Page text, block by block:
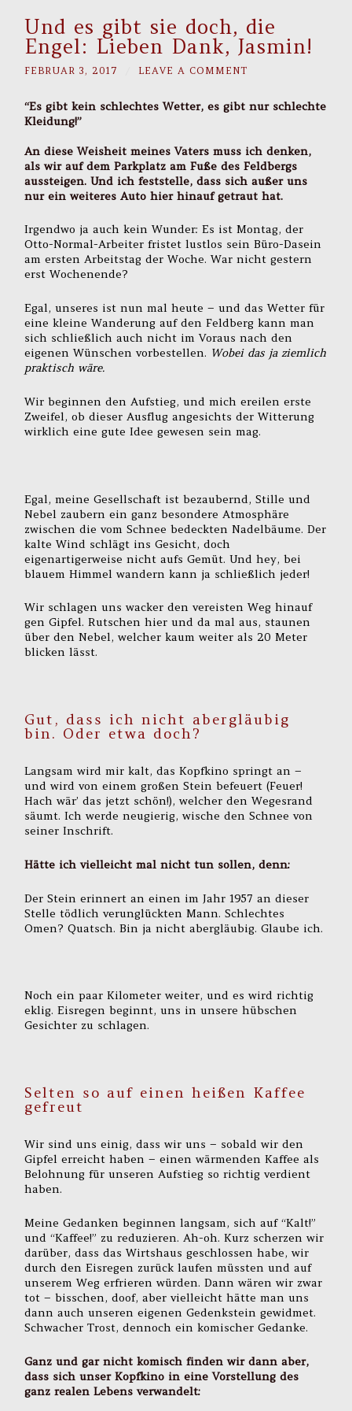
Und es gibt sie doch, die
Engel: Lieben Dank, Jasmin!
FEBRUAR 3, 2017 LEAVE A COMMENT
“Es gibt kein schlechtes Wetter, es gibt nur schlechte
Kleidung!”
An diese Weisheit meines Vaters muss ich denken,
als wir auf dem Parkplatz am Fuße des Feldbergs
aussteigen. Und ich feststelle, dass sich außer uns
nur ein weiteres Auto hier hinauf getraut hat.
Irgendwo ja auch kein Wunder: Es ist Montag, der
Otto-Normal-Arbeiter fristet lustlos sein Büro-Dasein
am ersten Arbeitstag der Woche. War nicht gestern
erst Wochenende?
Egal, unseres ist nun mal heute – und das Wetter für
eine kleine Wanderung auf den Feldberg kann man
sich schließlich auch nicht im Voraus nach den
eigenen Wünschen vorbestellen. Wobei das ja ziemlich
praktisch wäre.
Wir beginnen den Aufstieg, und mich ereilen erste
Zweifel, ob dieser Ausflug angesichts der Witterung
wirklich eine gute Idee gewesen sein mag.
Egal, meine Gesellschaft ist bezaubernd, Stille und
Nebel zaubern ein ganz besondere Atmosphäre
zwischen die vom Schnee bedeckten Nadelbäume. Der
kalte Wind schlägt ins Gesicht, doch
eigenartigerweise nicht aufs Gemüt. Und hey, bei
blauem Himmel wandern kann ja schließlich jeder!
Wir schlagen uns wacker den vereisten Weg hinauf
gen Gipfel. Rutschen hier und da mal aus, staunen
über den Nebel, welcher kaum weiter als 20 Meter
blicken lässt.
Gut, dass ich nicht abergläubig
bin. Oder etwa doch?
Langsam wird mir kalt, das Kopfkino springt an –
und wird von einem großen Stein befeuert (Feuer!
Hach wär’ das jetzt schön!), welcher den Wegesrand
säumt. Ich werde neugierig, wische den Schnee von
seiner Inschrift.
Hätte ich vielleicht mal nicht tun sollen, denn:
Der Stein erinnert an einen im Jahr 1957 an dieser
Stelle tödlich verunglückten Mann. Schlechtes
Omen? Quatsch. Bin ja nicht abergläubig. Glaube ich.
Noch ein paar Kilometer weiter, und es wird richtig
eklig. Eisregen beginnt, uns in unsere hübschen
Gesichter zu schlagen.
Selten so auf einen heißen Kaffee
gefreut
Wir sind uns einig, dass wir uns – sobald wir den
Gipfel erreicht haben – einen wärmenden Kaffee als
Belohnung für unseren Aufstieg so richtig verdient
haben.
Meine Gedanken beginnen langsam, sich auf “Kalt!”
und “Kaffee!” zu reduzieren. Ah-oh. Kurz scherzen wir
darüber, dass das Wirtshaus geschlossen habe, wir
durch den Eisregen zurück laufen müssten und auf
unserem Weg erfrieren würden. Dann wären wir zwar
tot – bisschen, doof, aber vielleicht hätte man uns
dann auch unseren eigenen Gedenkstein gewidmet.
Schwacher Trost, dennoch ein komischer Gedanke.
Ganz und gar nicht komisch finden wir dann aber,
dass sich unser Kopfkino in eine Vorstellung des
ganz realen Lebens verwandelt: